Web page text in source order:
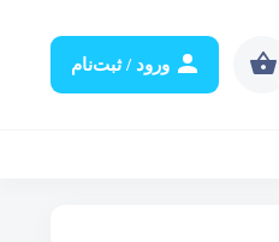
ورود / ثبت‌نام